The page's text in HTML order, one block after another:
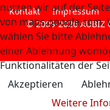
Kontakt Impressum
© 2009-2026
nutzen wir auf der
von maps.google.com.
wählen Sie bitte
einer Ablehnung
Funktionalitäten der
Akzeptieren
Weitere